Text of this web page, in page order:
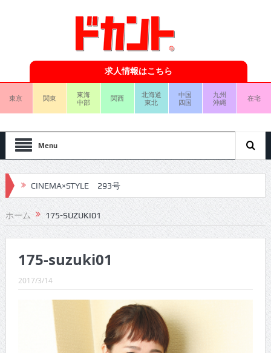
求人情報はこちら
東京 関東
東海
中部
関西
北海道
東北
中国
四国
九州
沖縄
在宅
Menu
CINEMA×STYLE 293号
CINEMA×STYLE 292号
CINEMA×STYLE 291号
CINEMA×STYLE 290号
CINEMA×STYLE 289号
CINEMA×STYLE 288号
CINEMA×STYLE 287号
CINEMA×STYLE 286号
ホーム 175-SUZUKI01
175-suzuki01
2017/3/14